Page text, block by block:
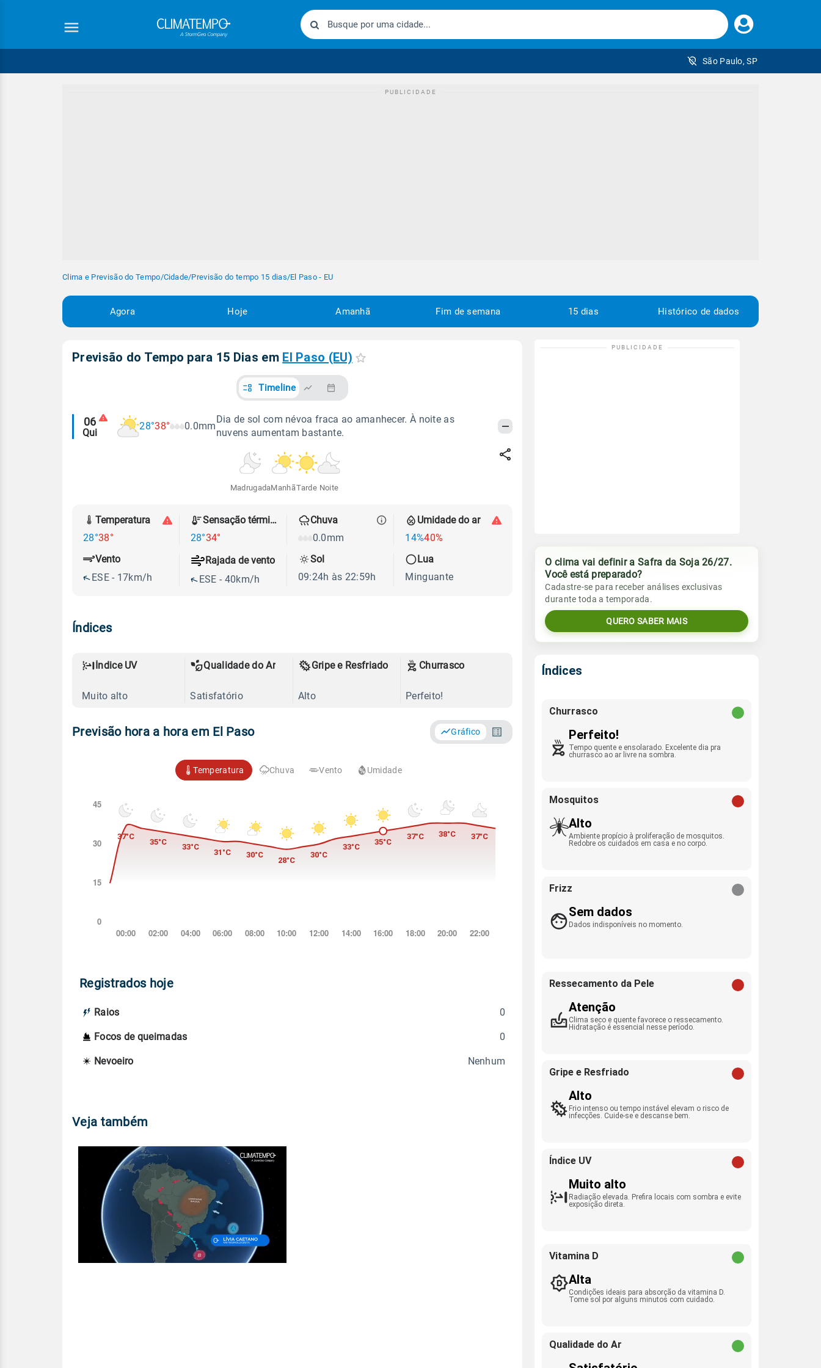
Faça
seu
São Paulo, SP
Clima e Previsão do Tempo/Cidade/Previsão do tempo 15 dias/El Paso - EU
Agora Hoje Amanhã Fim de semana 15 dias Histórico de dados
Previsão do Tempo para 15 Dias em El Paso (EU)
Timeline
Alertas
meteorológicos
06
Qui
28°38° 0.0mm
Dia de sol com névoa fraca ao amanhecer. À noite as
nuvens aumentam bastante.
MadrugadaManhãTarde Noite
Temperatura
28°38°
Sensação térmica
28°34°
Chuva
0.0mm
Umidade do ar
14%40%
Vento
ESE - 17km/h
Rajada de vento
ESE - 40km/h
Sol
09:24h às 22:59h
Lua
Minguante
Índices
Índice UV
Muito alto
Qualidade do Ar
Satisfatório
Gripe e Resfriado
Alto
Churrasco
Perfeito!
Previsão hora a hora em El Paso Gráfico
Temperatura Chuva Vento Umidade
Registrados hoje
Raios 0
Focos de queimadas 0
Nevoeiro Nenhum
Veja também
O clima vai definir a Safra da Soja 26/27.
Você está preparado?
Cadastre-se para receber análises exclusivas
durante toda a temporada.
QUERO SABER MAIS
Índices
Churrasco
Perfeito!
Tempo quente e ensolarado. Excelente dia pra
churrasco ao ar livre na sombra.
Mosquitos
Alto
Ambiente propício à proliferação de mosquitos.
Redobre os cuidados em casa e no corpo.
Frizz
Sem dados
Dados indisponíveis no momento.
Ressecamento da Pele
Atenção
Clima seco e quente favorece o ressecamento.
Hidratação é essencial nesse período.
Gripe e Resfriado
Alto
Frio intenso ou tempo instável elevam o risco de
infecções. Cuide-se e descanse bem.
Índice UV
Muito alto
Radiação elevada. Prefira locais com sombra e evite
exposição direta.
Vitamina D
Alta
Condições ideais para absorção da vitamina D.
Tome sol por alguns minutos com cuidado.
Qualidade do Ar